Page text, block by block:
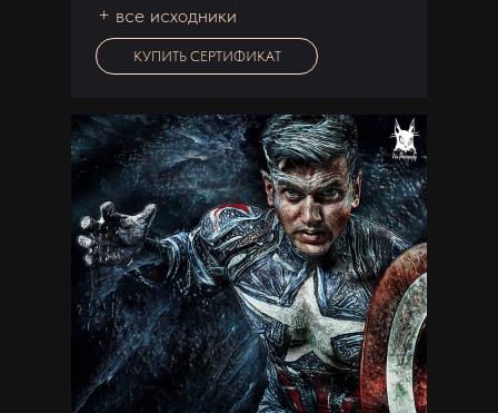
+ все исходники
КУПИТЬ СЕРТИФИКАТ